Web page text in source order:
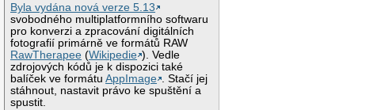
Byla vydána nová verze 5.13
svobodného multiplatformního softwaru
pro konverzi a zpracování digitálních
fotografií primárně ve formátů RAW
RawTherapee (Wikipedie ). Vedle
zdrojových kódů je k dispozici také
balíček ve formátuAppImage . Stačí jej
stáhnout, nastavit právo ke spuštění a
spustit.